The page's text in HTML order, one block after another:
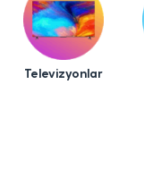
Televizyonlar